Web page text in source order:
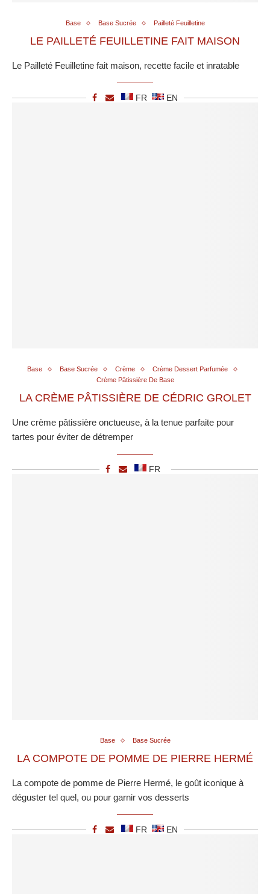
Base Base Sucrée Pailleté Feuilletine
LE PAILLETÉ FEUILLETINE FAIT MAISON
Le Pailleté Feuilletine fait maison, recette facile et inratable
FR EN
Base Base Sucrée Crème
Crème Dessert Parfumée
Crème Pâtissière De Base
LA CRÈME PÂTISSIÈRE DE CÉDRIC GROLET
Une crème pâtissière onctueuse, à la tenue parfaite pour
tartes pour éviter de détremper
FR
Base Base Sucrée
LA COMPOTE DE POMME DE PIERRE HERMÉ
La compote de pomme de Pierre Hermé, le goût iconique à
déguster tel quel, ou pour garnir vos desserts
FR EN